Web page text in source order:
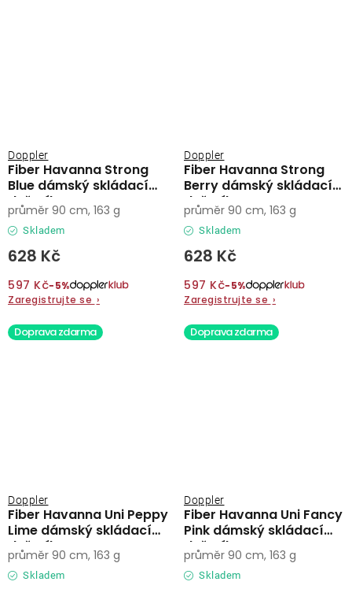
Fiber Havanna Strong
Blue dámský skládací
deštník
Doppler
Skladem
628 Kč
597 Kč−5%
Zaregistrujte se ›
průměr 90 cm, 163 g
Fiber Havanna Strong
Berry dámský skládací
deštník
Doppler
Skladem
628 Kč
597 Kč−5%
Zaregistrujte se ›
průměr 90 cm, 163 g
Doprava zdarma
Fiber Havanna Uni Peppy
Lime dámský skládací
deštník
Doppler
Skladem
průměr 90 cm, 163 g
Doprava zdarma
Fiber Havanna Uni Fancy
Pink dámský skládací
deštník
Doppler
Skladem
průměr 90 cm, 163 g